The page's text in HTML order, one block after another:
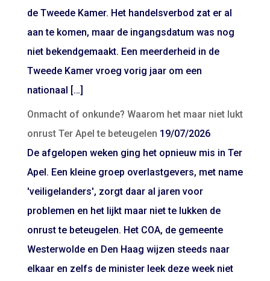
de Tweede Kamer. Het handelsverbod zat er al
aan te komen, maar de ingangsdatum was nog
niet bekendgemaakt. Een meerderheid in de
Tweede Kamer vroeg vorig jaar om een
nationaal […]
Onmacht of onkunde? Waarom het maar niet lukt
onrust Ter Apel te beteugelen 19/07/2026
De afgelopen weken ging het opnieuw mis in Ter
Apel. Een kleine groep overlastgevers, met name
'veiligelanders', zorgt daar al jaren voor
problemen en het lijkt maar niet te lukken de
onrust te beteugelen. Het COA, de gemeente
Westerwolde en Den Haag wijzen steeds naar
elkaar en zelfs de minister leek deze week niet